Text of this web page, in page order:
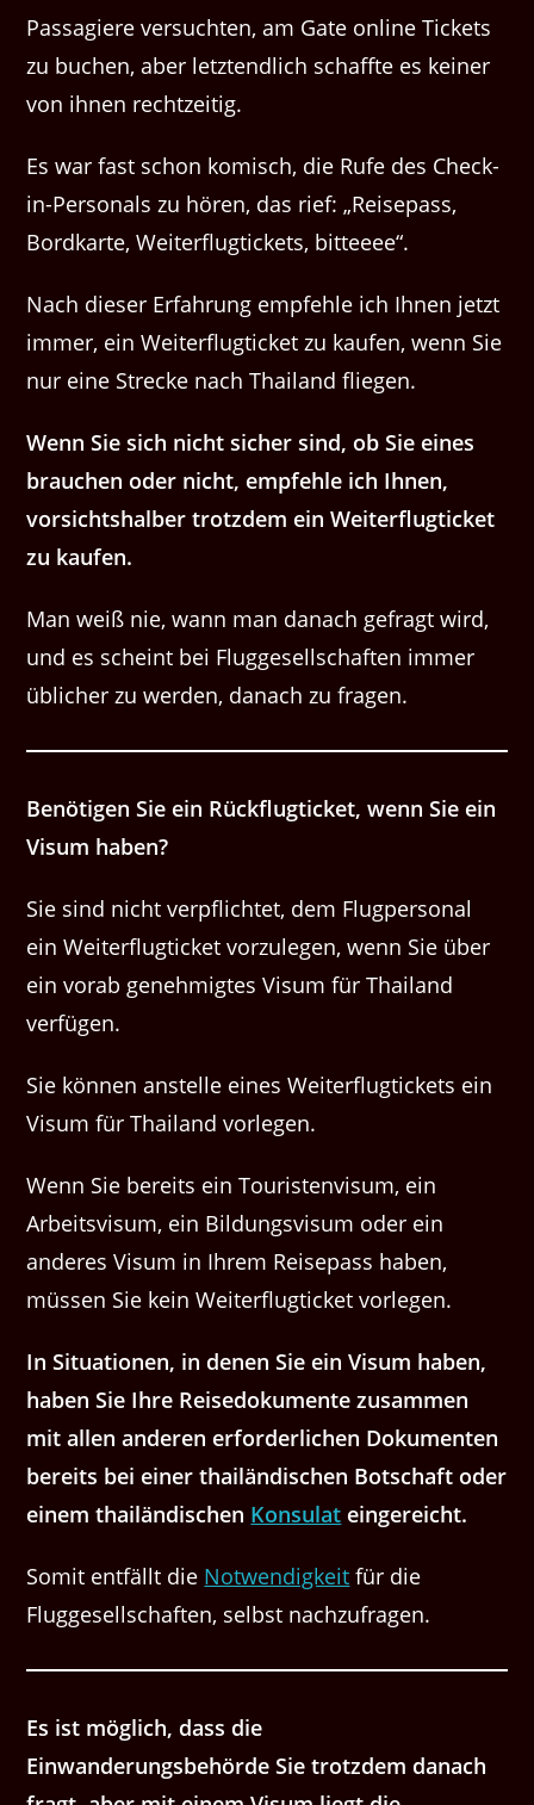
Passagiere versuchten, am Gate online Tickets
zu buchen, aber letztendlich schaffte es keiner
von ihnen rechtzeitig.
Es war fast schon komisch, die Rufe des Check-
in-Personals zu hören, das rief: „Reisepass,
Bordkarte, Weiterflugtickets, bitteeee“.
Nach dieser Erfahrung empfehle ich Ihnen jetzt
immer, ein Weiterflugticket zu kaufen, wenn Sie
nur eine Strecke nach Thailand fliegen.
Wenn Sie sich nicht sicher sind, ob Sie eines
brauchen oder nicht, empfehle ich Ihnen,
vorsichtshalber trotzdem ein Weiterflugticket
zu kaufen.
Man weiß nie, wann man danach gefragt wird,
und es scheint bei Fluggesellschaften immer
üblicher zu werden, danach zu fragen.
Benötigen Sie ein Rückflugticket, wenn Sie ein
Visum haben?
Sie sind nicht verpflichtet, dem Flugpersonal
ein Weiterflugticket vorzulegen, wenn Sie über
ein vorab genehmigtes Visum für Thailand
verfügen.
Sie können anstelle eines Weiterflugtickets ein
Visum für Thailand vorlegen.
Wenn Sie bereits ein Touristenvisum, ein
Arbeitsvisum, ein Bildungsvisum oder ein
anderes Visum in Ihrem Reisepass haben,
müssen Sie kein Weiterflugticket vorlegen.
In Situationen, in denen Sie ein Visum haben,
haben Sie Ihre Reisedokumente zusammen
mit allen anderen erforderlichen Dokumenten
bereits bei einer thailändischen Botschaft oder
einem thailändischen Konsulat eingereicht.
Somit entfällt die Notwendigkeit für die
Fluggesellschaften, selbst nachzufragen.
Es ist möglich, dass die
Einwanderungsbehörde Sie trotzdem danach